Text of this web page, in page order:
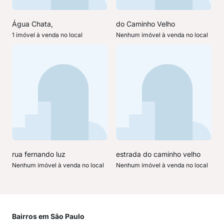
Água Chata,
1 imóvel à venda no local
do Caminho Velho
Nenhum imóvel à venda no local
rua fernando luz
Nenhum imóvel à venda no local
estrada do caminho velho
Nenhum imóvel à venda no local
Bairros em São Paulo